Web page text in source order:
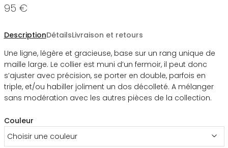
95 €
DescriptionDétailsLivraison et retours
Une ligne, légère et gracieuse, base sur un rang unique de
maille large. Le collier est muni d’un fermoir, il peut donc
s’ajuster avec précision, se porter en double, parfois en
triple, et/ou habiller joliment un dos décolleté. A mélanger
sans modération avec les autres pièces de la collection.
Couleur
Choisir une couleur